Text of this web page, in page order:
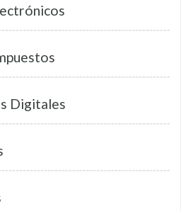
Digitales